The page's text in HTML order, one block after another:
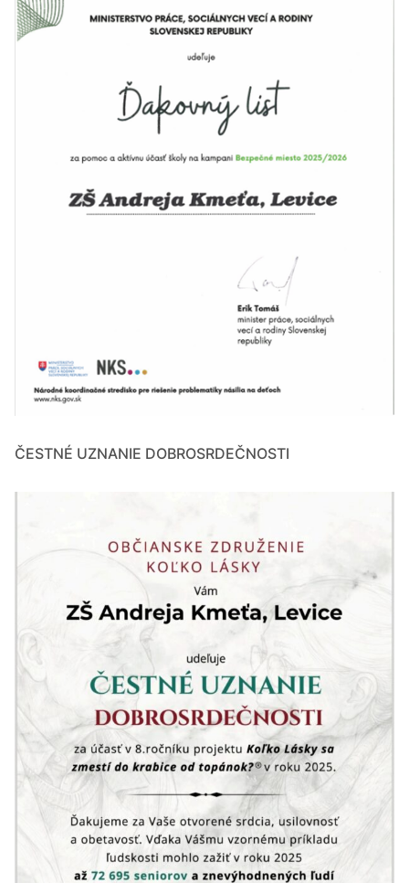
ČESTNÉ UZNANIE DOBROSRDEČNOSTI